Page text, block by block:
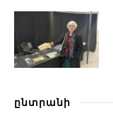
ընտրանի